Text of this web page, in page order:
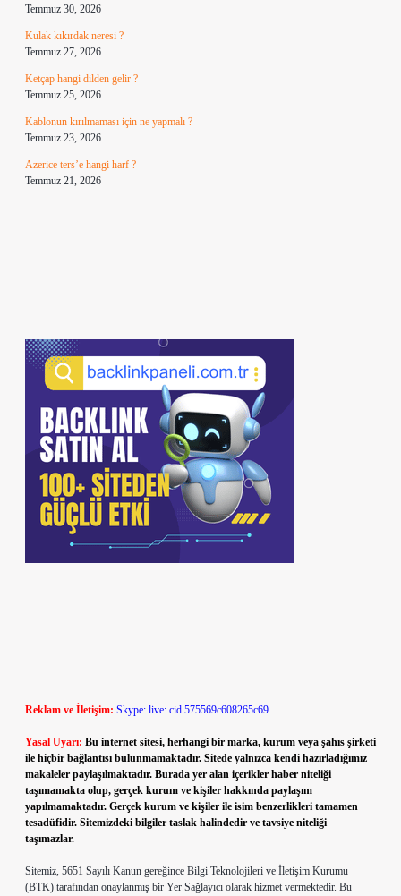
Temmuz 30, 2026
Kulak kıkırdak neresi ?
Temmuz 27, 2026
Ketçap hangi dilden gelir ?
Temmuz 25, 2026
Kablonun kırılmaması için ne yapmalı ?
Temmuz 23, 2026
Azerice ters’e hangi harf ?
Temmuz 21, 2026
Reklam ve İletişim: Skype: live:.cid.575569c608265c69
Yasal Uyarı: Bu internet sitesi, herhangi bir marka, kurum veya şahıs şirketi
ile hiçbir bağlantısı bulunmamaktadır. Sitede yalnızca kendi hazırladığımız
makaleler paylaşılmaktadır. Burada yer alan içerikler haber niteliği
taşımamakta olup, gerçek kurum ve kişiler hakkında paylaşım
yapılmamaktadır. Gerçek kurum ve kişiler ile isim benzerlikleri tamamen
tesadüfidir. Sitemizdeki bilgiler taslak halindedir ve tavsiye niteliği
taşımazlar.
Sitemiz, 5651 Sayılı Kanun gereğince Bilgi Teknolojileri ve İletişim Kurumu
(BTK) tarafından onaylanmış bir Yer Sağlayıcı olarak hizmet vermektedir. Bu